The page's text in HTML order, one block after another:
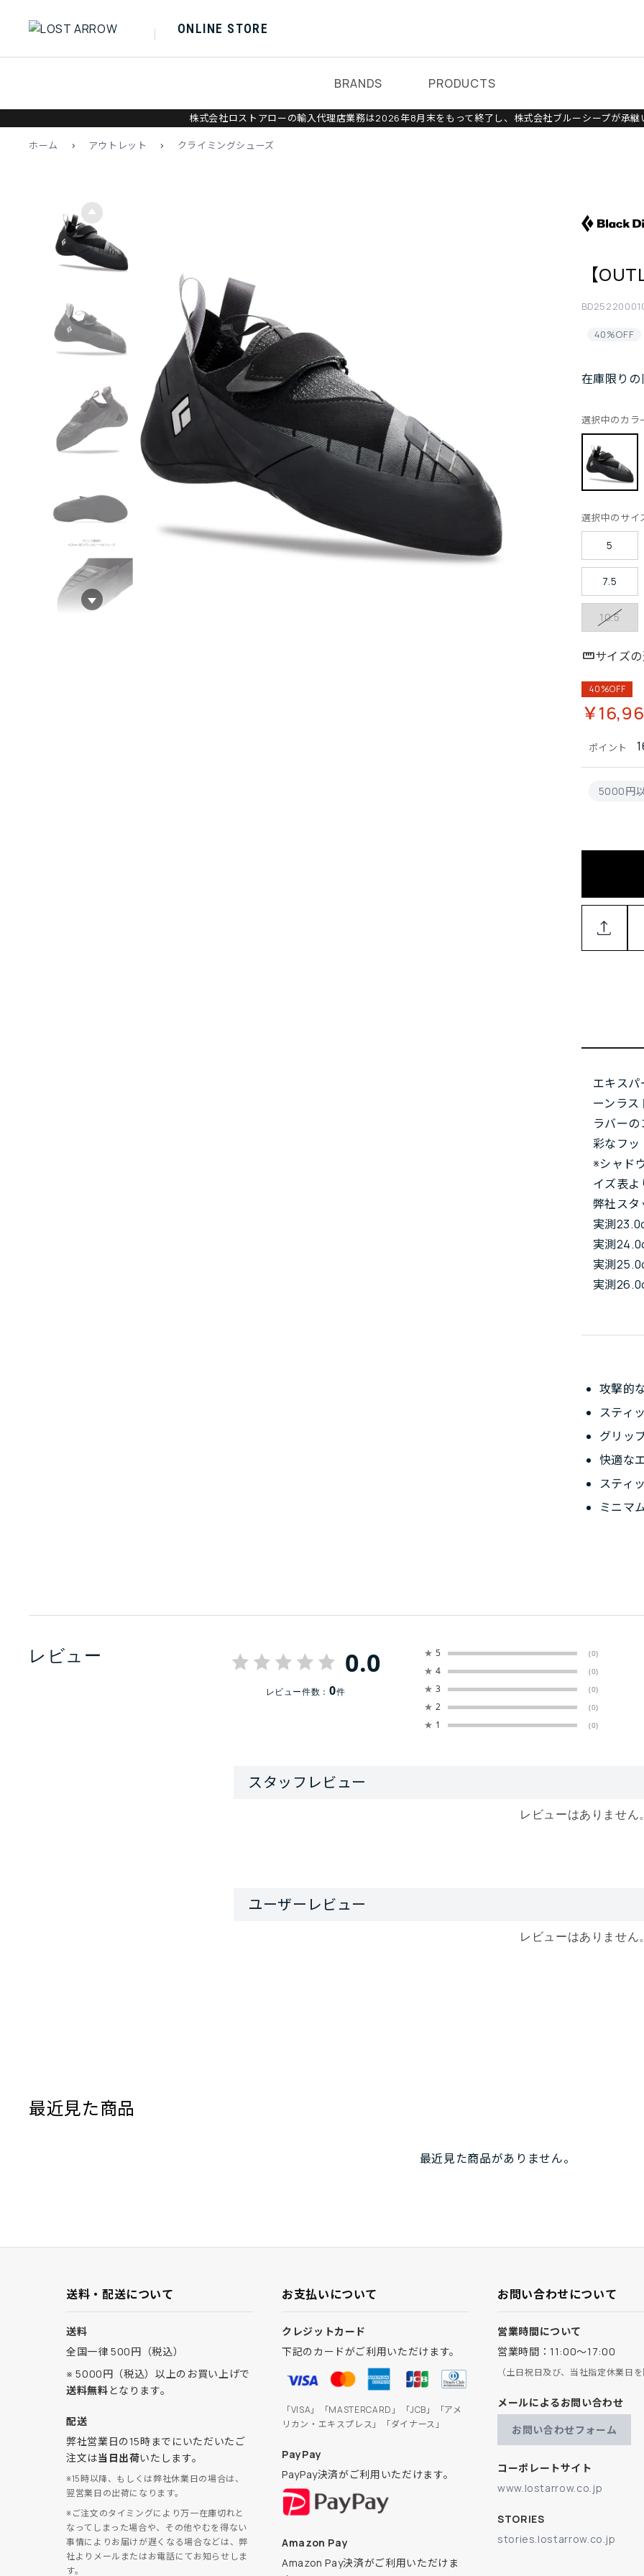
ONLINE STORE
BRANDS PRODUCTS
株式会社ロストアローの輸入代理店業務は2026年8月末をもって終了し、株式会社ブルーシープが承継
ホーム > アウトレット > クライミングシューズ
【
40%OFF
在庫限り
ポイント
選択中のカラ
選択中のサイ
5
7.5
10.5
サイズ
5000円
40%OFF
￥
エキス
ーンラ
ラバー
彩なフ
※シャド
イズ表
弊社ス
実測
実測
実測
実測
攻撃的
スティ
グリッ
快適な
スティ
ミニマ
レビュー 0.0
レビュー件数：0件
★ 5 (0)
★ 4 (0)
★ 3 (0)
★ 2 (0)
★ 1 (0)
レビューはありません
レビューはありません
最近見た商品
最近見た商品がありません。
送料・配送について
送料
全国一律 500円（税込）
※ 5000円（税込）以上のお買い上げで
送料無料となります。
配送
弊社営業日の15時までにいただいたご
注文は当日出荷いたします。
※15時以降、もしくは弊社休業日の場合は、
翌営業日の出荷になります。
※ご注文のタイミングにより万一在庫切れと
なってしまった場合や、その他やむを得ない
事情によりお届けが遅くなる場合などは、弊
社よりメールまたはお電話にてお知らせしま
す。
お支払いについて
クレジットカード
下記のカードがご利用いただけます。
「VISA」「MASTERCARD」「JCB」「アメ
リカン・エキスプレス」「ダイナース」
PayPay
PayPay決済がご利用いただけます。
Amazon Pay
Amazon Pay決済がご利用いただけま
お問い合わせについて
営業時間について
営業時間：11:00～17:00
（土日祝日及び、当社指定休業日
メールによるお問い合わせ
お問い合わせフォーム
コーポレートサイト
www.lostarrow.co.jp
STORIES
stories.lostarrow.co.jp